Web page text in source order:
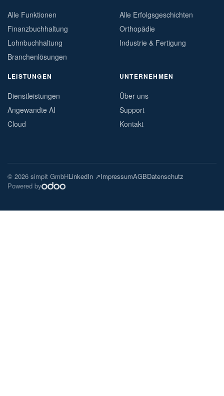
Alle Funktionen
Finanzbuchhaltung
Lohnbuchhaltung
Branchenlösungen
Alle Erfolgsgeschichten
Orthopädie
Industrie & Fertigung
LEISTUNGEN
Dienstleistungen
Angewandte AI
Cloud
UNTERNEHMEN
Über uns
Support
Kontakt
© 2026 simpit GmbHLinkedIn ↗ImpressumAGBDatenschutz
Powered by